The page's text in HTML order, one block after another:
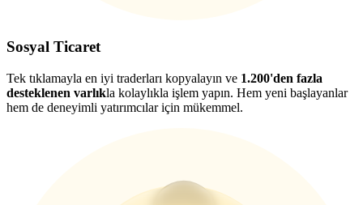
Register & Trade to Win 500,000 USDT
Precious Metals Trading Carnival
Sosyal Ticaret
Tek tıklamayla en iyi traderları kopyalayın ve 1.200'den fazla
desteklenen varlıkla kolaylıkla işlem yapın. Hem yeni başlayanlar
hem de deneyimli yatırımcılar için mükemmel.